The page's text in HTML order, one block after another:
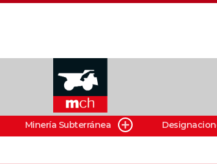
Minería Subterránea